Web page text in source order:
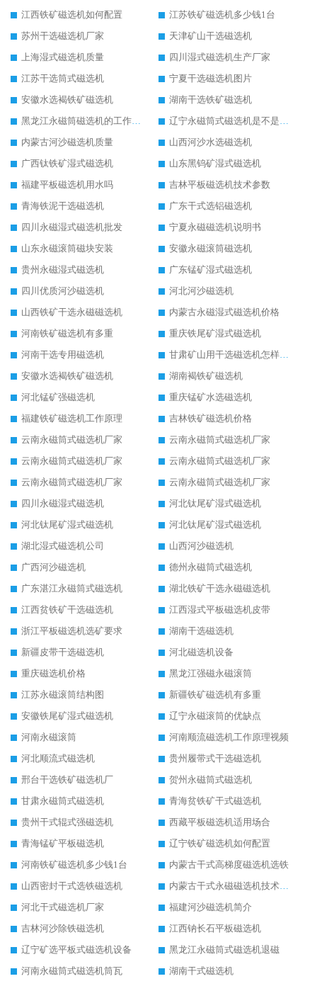
江西铁矿磁选机如何配置
江苏铁矿磁选机多少钱1台
苏州干选磁选机厂家
天津矿山干选磁选机
上海湿式磁选机质量
四川湿式磁选机生产厂家
江苏干选筒式磁选机
宁夏干选磁选机图片
安徽水选褐铁矿磁选机
湖南干选铁矿磁选机
黑龙江永磁筒磁选机的工作原理
辽宁永磁筒式磁选机是不是强磁
内蒙古河沙磁选机质量
山西河沙水选磁选机
广西钛铁矿湿式磁选机
山东黑钨矿湿式磁选机
福建平板磁选机用水吗
吉林平板磁选机技术参数
青海铁泥干选磁选机
广东干式选铝磁选机
四川永磁湿式磁选机批发
宁夏永磁磁选机说明书
山东永磁滚筒磁块安装
安徽永磁滚筒磁选机
贵州永磁湿式磁选机
广东锰矿湿式磁选机
四川优质河沙磁选机
河北河沙磁选机
山西铁矿干选永磁磁选机
内蒙古永磁湿式磁选机价格
河南铁矿磁选机有多重
重庆铁尾矿湿式磁选机
河南干选专用磁选机
甘肃矿山用干选磁选机怎样调磁
安徽水选褐铁矿磁选机
湖南褐铁矿磁选机
河北锰矿强磁选机
重庆锰矿水选磁选机
福建铁矿磁选机工作原理
吉林铁矿磁选机价格
云南永磁筒式磁选机厂家
云南永磁筒式磁选机厂家
云南永磁筒式磁选机厂家
云南永磁筒式磁选机厂家
云南永磁筒式磁选机厂家
云南永磁筒式磁选机厂家
四川永磁湿式磁选机
河北钛尾矿湿式磁选机
河北钛尾矿湿式磁选机
河北钛尾矿湿式磁选机
湖北湿式磁选机公司
山西河沙磁选机
广西河沙磁选机
德州永磁筒式磁选机
广东湛江永磁筒式磁选机
湖北铁矿干选永磁磁选机
江西贫铁矿干选磁选机
江西湿式平板磁选机皮带
浙江平板磁选机选矿要求
湖南干选磁选机
新疆皮带干选磁选机
河北磁选机设备
重庆磁选机价格
黑龙江强磁永磁滚筒
江苏永磁滚筒结构图
新疆铁矿磁选机有多重
安徽铁尾矿湿式磁选机
辽宁永磁滚筒的优缺点
河南永磁滚筒
河南顺流磁选机工作原理视频
河北顺流式磁选机
贵州履带式干选磁选机
邢台干选铁矿磁选机厂
贺州永磁筒式磁选机
甘肃永磁筒式磁选机
青海贫铁矿干式磁选机
贵州干式辊式强磁选机
西藏平板磁选机适用场合
青海锰矿平板磁选机
辽宁铁矿磁选机如何配置
河南铁矿磁选机多少钱1台
内蒙古干式高梯度磁选机选铁
山西密封干式选铁磁选机
内蒙古干式永磁磁选机技术要求
河北干式磁选机厂家
福建河沙磁选机简介
吉林河沙除铁磁选机
江西钠长石平板磁选机
辽宁矿选平板式磁选机设备
黑龙江永磁筒式磁选机退磁
河南永磁筒式磁选机筒瓦
湖南干式磁选机